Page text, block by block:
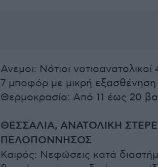
Ανεμοι: Νότιοι
7 μποφόρ με μικρή
Θερμοκρασία: Από 11 έως 20
ΘΕΣΣΑΛΙΑ, ΑΝΑΤΟΛΙΚΗ
ΠΕΛΟΠΟΝΝΗΣΟΣ
Καιρός: Νεφώσεις κατά